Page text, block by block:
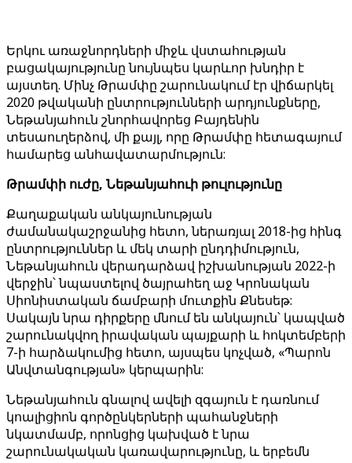
Երկու առաջնորդների միջև վստահության
բացակայությունը նույնպես կարևոր խնդիր է
այստեղ. Մինչ Թրամփը շարունակում էր վիճարկել
2020 թվականի ընտրությունների արդյունքները,
Նեթանյահուն շնորհավորեց Բայդենին
տեսաուղերձով, մի քայլ, որը Թրամփը հետագայում
համարեց անհավատարմություն:
Թրամփի ուժը, Նեթանյահուի թուլությունը
Քաղաքական անկայունության
ժամանակաշրջանից հետո, ներառյալ 2018-ից հինգ
ընտրություններ և մեկ տարի ընդդիմություն,
Նեթանյահուն վերադարձավ իշխանության 2022-ի
վերջին՝ նպաստելով ծայրահեղ աջ Կրոնական
Սիոնիստական ​​ճամբարի մուտքին Քնեսեթ:
Սակայն նրա դիրքերը մնում են անկայուն՝ կապված
շարունակվող իրավական պայքարի և հոկտեմբերի
7-ի հարձակումից հետո, այսպես կոչված, «Պարոն
Անվտանգության» կերպարին:
Նեթանյահուն գնալով ավելի զգայուն է դառնում
կոալիցիոն գործընկերների պահանջների
նկատմամբ, որոնցից կախված է նրա
շարունակական կառավարությունը, և երբեմն